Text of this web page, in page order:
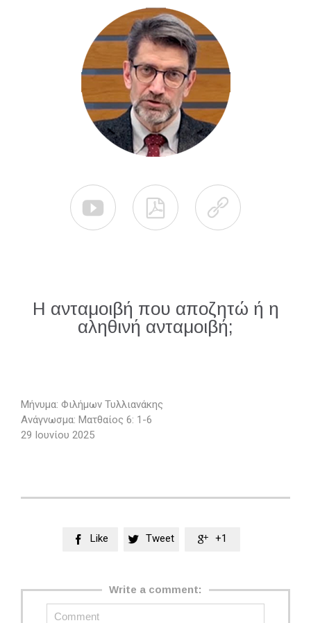
  
Η ανταμοιβή που αποζητώ ή η
αληθινή ανταμοιβή;
Μήνυμα: Φιλήμων Τυλλιανάκης
Ανάγνωσμα: Ματθαίος 6: 1-6
29 Ιουνίου 2025
 Like  Tweet  +1
Write a comment: